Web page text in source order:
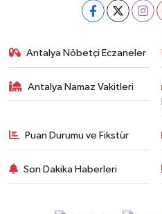
Antalya Nöbetçi Eczaneler
Antalya Namaz Vakitleri
Puan Durumu ve Fikstür
Son Dakika Haberleri